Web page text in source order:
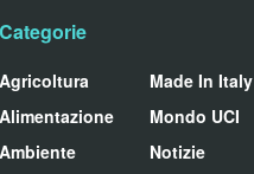
Categorie
Agricoltura
Alimentazione
Ambiente
Made In Italy
Mondo UCI
Notizie